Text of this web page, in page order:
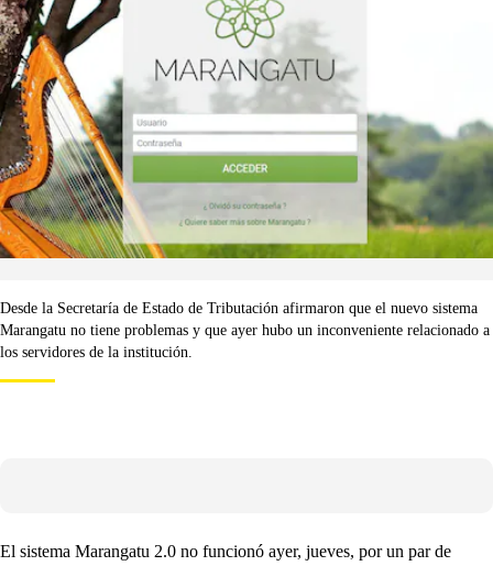
Desde la Secretaría de Estado de Tributación afirmaron que el nuevo sistema
Marangatu no tiene problemas y que ayer hubo un inconveniente relacionado a
los servidores de la institución.
El sistema Marangatu 2.0 no funcionó ayer, jueves, por un par de